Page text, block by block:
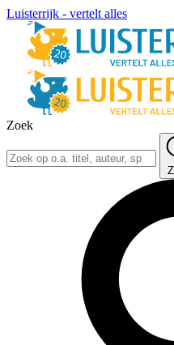
Luisterrijk - vertelt alles
Zoek